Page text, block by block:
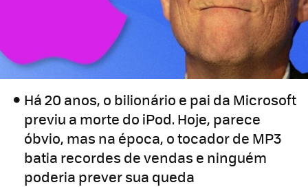
Há 20 anos, o bilionário e pai da Microsoft
previu a morte do iPod. Hoje, parece
óbvio, mas na época, o tocador de MP3
batia recordes de vendas e ninguém
poderia prever sua queda